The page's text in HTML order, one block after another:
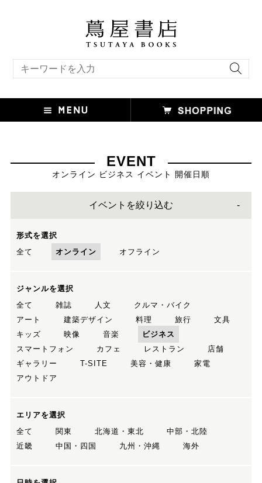
EVENT
オンライン ビジネス イベント 開催日順
イベントを絞り込む
形式を選択
全て
オンライン オフライン
ジャンルを選択
全て
雑誌 人文
クルマ・バイク
アート
建築デザイン 料理 旅行
文具
キッズ
映像 音楽
ビジネス
スマートフォン
カフェ レストラン
店舗
ギャラリー
T-SITE 美容・健康
家電
アウトドア
エリアを選択
全て
関東 北海道・東北
中部・北陸
近畿
中国・四国 九州・沖縄 海外